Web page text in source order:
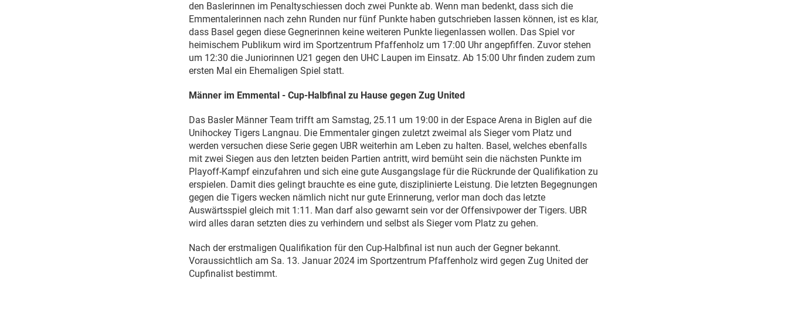
den Baslerinnen im Penaltyschiessen doch zwei Punkte ab. Wenn man bedenkt, dass sich die
Emmentalerinnen nach zehn Runden nur fünf Punkte haben gutschrieben lassen können, ist es klar,
dass Basel gegen diese Gegnerinnen keine weiteren Punkte liegenlassen wollen. Das Spiel vor
heimischem Publikum wird im Sportzentrum Pfaffenholz um 17:00 Uhr angepfiffen. Zuvor stehen
um 12:30 die Juniorinnen U21 gegen den UHC Laupen im Einsatz. Ab 15:00 Uhr finden zudem zum
ersten Mal ein Ehemaligen Spiel statt.
Männer im Emmental - Cup-Halbfinal zu Hause gegen Zug United
Das Basler Männer Team trifft am Samstag, 25.11 um 19:00 in der Espace Arena in Biglen auf die
Unihockey Tigers Langnau. Die Emmentaler gingen zuletzt zweimal als Sieger vom Platz und
werden versuchen diese Serie gegen UBR weiterhin am Leben zu halten. Basel, welches ebenfalls
mit zwei Siegen aus den letzten beiden Partien antritt, wird bemüht sein die nächsten Punkte im
Playoff-Kampf einzufahren und sich eine gute Ausgangslage für die Rückrunde der Qualifikation zu
erspielen. Damit dies gelingt brauchte es eine gute, disziplinierte Leistung. Die letzten Begegnungen
gegen die Tigers wecken nämlich nicht nur gute Erinnerung, verlor man doch das letzte
Auswärtsspiel gleich mit 1:11. Man darf also gewarnt sein vor der Offensivpower der Tigers. UBR
wird alles daran setzten dies zu verhindern und selbst als Sieger vom Platz zu gehen.
Nach der erstmaligen Qualifikation für den Cup-Halbfinal ist nun auch der Gegner bekannt.
Voraussichtlich am Sa. 13. Januar 2024 im Sportzentrum Pfaffenholz wird gegen Zug United der
Cupfinalist bestimmt.